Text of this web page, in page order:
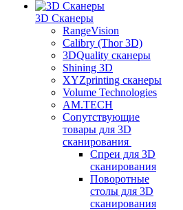
3D Сканеры
RangeVision
Calibry (Thor 3D)
3DQuality сканеры
Shining 3D
XYZprinting сканеры
Volume Technologies
AM.TECH
Сопутствующие
товары для 3D
сканирования
Спреи для 3D
сканирования
Поворотные
столы для 3D
сканирования